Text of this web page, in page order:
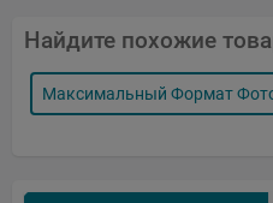
Найдите похожие
Максимальный Формат